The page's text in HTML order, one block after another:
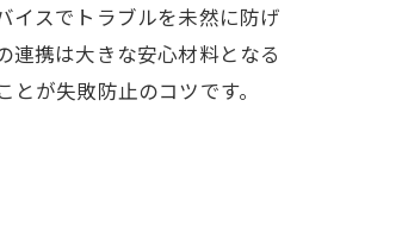
イスでトラブルを未然に防げ
連携は大きな安心材料となる
が失敗防止のコツです。